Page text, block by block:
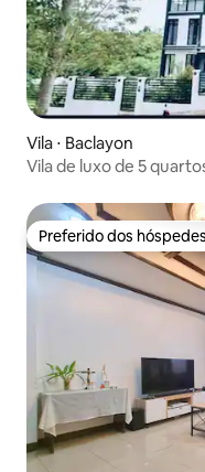
Vila ⋅ Baclayon
Vila de luxo de 5
Preferido dos
Preferido dos hóspedes